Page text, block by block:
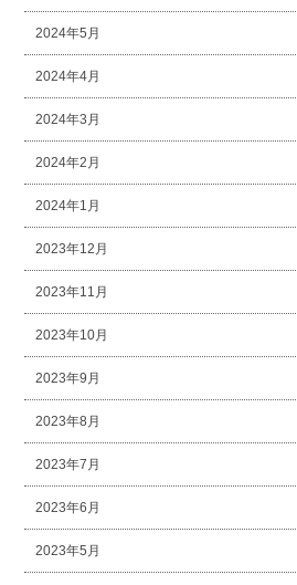
2024年5月
2024年4月
2024年3月
2024年2月
2024年1月
2023年12月
2023年11月
2023年10月
2023年9月
2023年8月
2023年7月
2023年6月
2023年5月